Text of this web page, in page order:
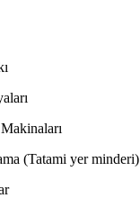
(Tatami yer minderi)